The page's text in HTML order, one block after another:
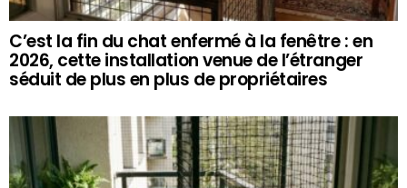
C’est la fin du chat enfermé à la fenêtre : en
2026, cette installation venue de l’étranger
séduit de plus en plus de propriétaires